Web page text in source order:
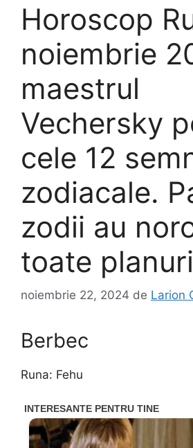
Horoscop
noiembrie
maestrul
Vechersky
cele 12
zodiacale.
zodii au
toate
noiembrie 22, 2024 de Larion
Berbec
Runa: Fehu